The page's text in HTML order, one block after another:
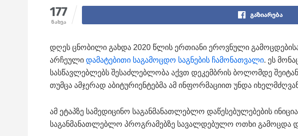
177
ნახვა
გაზიარება
დღეს ცნობილი გახდა 2020 წლის ერთიანი ეროვნული
არჩეული დამატებითი საგამოცდო საგნების ჩამონათვალი. ეს
სასწავლებლებს შესაძლებლობა აქვთ დეკემბრის ბოლომდე
თუმცა ამჯერად აბიტურიენტებმა ამ ინფორმაციით უნდა
ამ ეტაპზე სამედიცინო საგანმანათლებლო დაწესებულებების
საგანმანათლებლო პროგრამებზე სავალდებულო ოთხი გამოცდა